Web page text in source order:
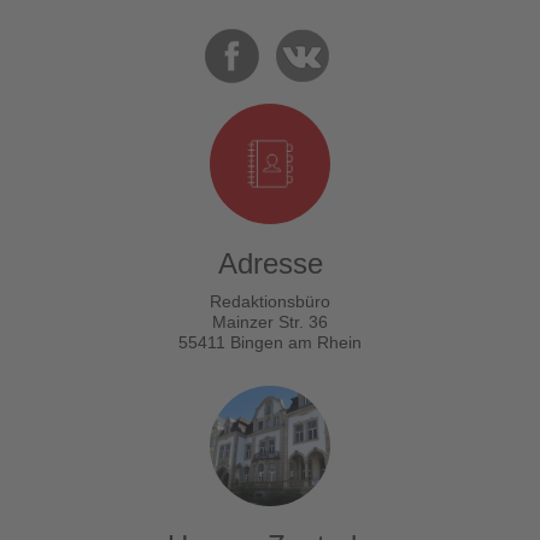
Adresse
Redaktionsbüro
Mainzer Str. 36
55411 Bingen am Rhein